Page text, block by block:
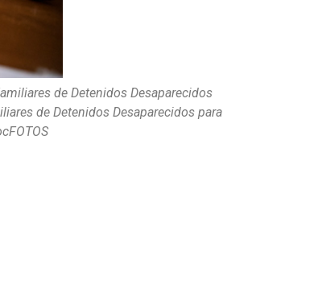
de Detenidos Desaparecidos
de Detenidos Desaparecidos para